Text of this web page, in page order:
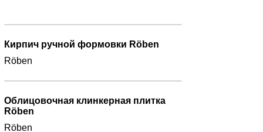
Кирпич ручной формовки Röben
Röben
Облицовочная клинкерная плитка
Röben
Röben